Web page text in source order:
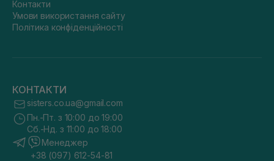
Контакти
Умови використання сайту
Політика конфіденційності
КОНТАКТИ
sisters.co.ua@gmail.com
Пн.-Пт. з 10:00 до 19:00
Сб.-Нд. з 11:00 до 18:00
Менеджер
+38 (097) 612-54-81